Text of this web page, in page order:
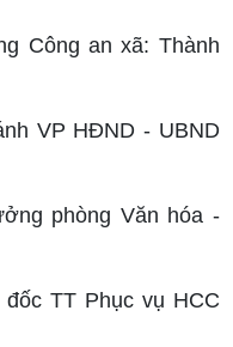
Công an xã: Thành
VP HĐND - UBND
phòng Văn hóa -
TT Phục vụ HCC